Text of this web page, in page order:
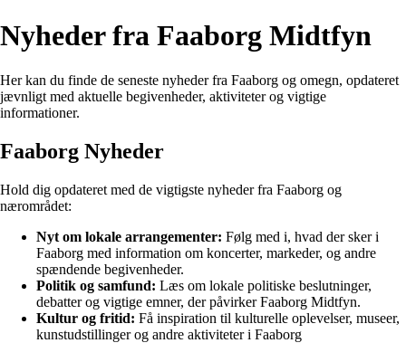
Nyheder fra Faaborg Midtfyn
Her kan du finde de seneste nyheder fra Faaborg og omegn, opdateret
jævnligt med aktuelle begivenheder, aktiviteter og vigtige
informationer.
Faaborg Nyheder
Hold dig opdateret med de vigtigste nyheder fra Faaborg og
nærområdet:
Nyt om lokale arrangementer: Følg med i, hvad der sker i
Faaborg med information om koncerter, markeder, og andre
spændende begivenheder.
Politik og samfund: Læs om lokale politiske beslutninger,
debatter og vigtige emner, der påvirker Faaborg Midtfyn.
Kultur og fritid: Få inspiration til kulturelle oplevelser, museer,
kunstudstillinger og andre aktiviteter i Faaborg